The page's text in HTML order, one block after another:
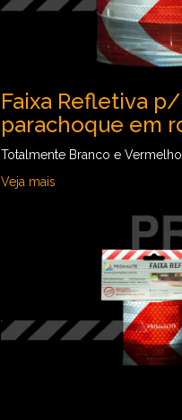
Faixa Refletiva p/
parachoque em
Totalmente Branco e Vermelho
Veja mais